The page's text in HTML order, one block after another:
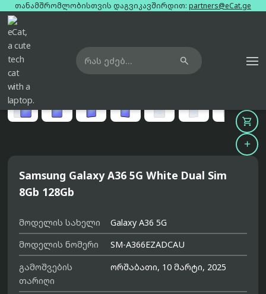
თანამშრომლობისთვის დაგვიკავშირდით: partners@eCat.ge

მთავარი ტელეფონები

Samsung Galaxy A36 5G White Dual Sim
8Gb 128Gb
მოდელის სახელი
Galaxy A36 5G
მოდელის ნომერი
SM-A366EZADCAU
გამოშვების
თარიღი
ორშაბათი, 10 მარტი, 2025

